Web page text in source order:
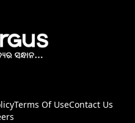
Terms Of UseContact Us